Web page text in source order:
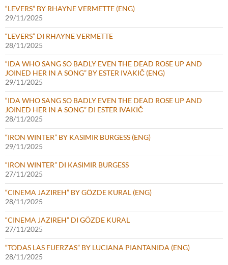
“LEVERS” BY RHAYNE VERMETTE (ENG)
29/11/2025
“LEVERS” DI RHAYNE VERMETTE
28/11/2025
“IDA WHO SANG SO BADLY EVEN THE DEAD ROSE UP AND
JOINED HER IN A SONG” BY ESTER IVAKIČ (ENG)
29/11/2025
“IDA WHO SANG SO BADLY EVEN THE DEAD ROSE UP AND
JOINED HER IN A SONG” DI ESTER IVAKIČ
28/11/2025
“IRON WINTER” BY KASIMIR BURGESS (ENG)
29/11/2025
“IRON WINTER” DI KASIMIR BURGESS
27/11/2025
“CINEMA JAZIREH” BY GÖZDE KURAL (ENG)
28/11/2025
“CINEMA JAZIREH” DI GÖZDE KURAL
27/11/2025
“TODAS LAS FUERZAS” BY LUCIANA PIANTANIDA (ENG)
28/11/2025